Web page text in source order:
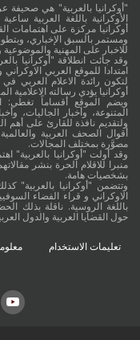
"أوكرانيا بالعربية" هي صحيفة
الأوكرانية باللغة العربية
أوكرانيا مركزة على اهتمامات
ومستمر بالسبق الإخباري،
للاخبار على المهنية والموضوعية
لتكون رائدة الاعلام العربي
أوكرانيا يؤدي رسالته الاعلامية
ويضم الموقع أقساماً تغطي:
المتنوعة، وأخبار الجاليات،
ولتقديم نافذة للقارئ على أهم
أقوال الصحف العربية
مصوَّرة بمختلف المجالات.
وقد أولت "أوكرانيا بالعربية"
منبرا للاقلام الحرة بنشر
بشخصيات هامة.
وتتضمن "أوكرانيا بالعربية"
الاوكراني و قراء الفضاء
باللغة الروسية. ناقلة بذلك
حول القضايا العربية والدول
تعليمات الاستخدام